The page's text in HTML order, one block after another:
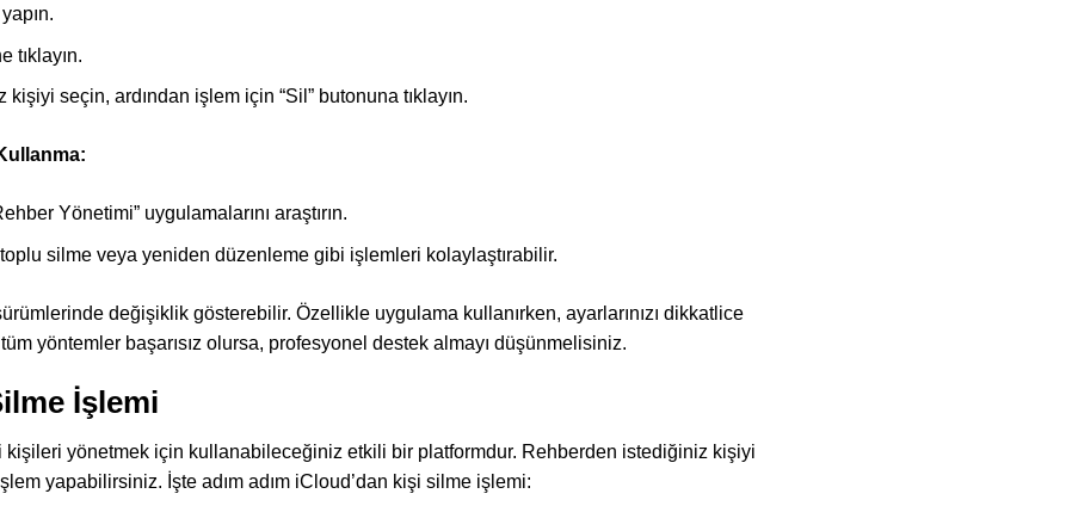
tıklayın.
seçin, ardından işlem için “Sil” butonuna tıklayın.
Yönetimi” uygulamalarını araştırın.
silme veya yeniden düzenleme gibi işlemleri kolaylaştırabilir.
değişiklik gösterebilir. Özellikle uygulama kullanırken, ayarlarınızı dikkatlice
yöntemler başarısız olursa, profesyonel destek almayı düşünmelisiniz.
İşlemi
yönetmek için kullanabileceğiniz etkili bir platformdur. Rehberden istediğiniz kişiyi
yapabilirsiniz. İşte adım adım iCloud’dan kişi silme işlemi: